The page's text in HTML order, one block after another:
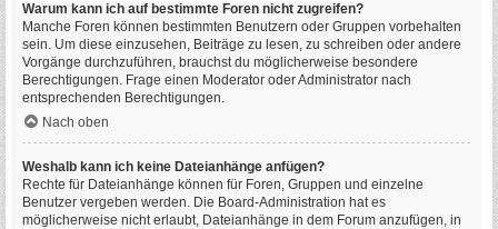
Warum kann ich auf bestimmte Foren nicht zugreifen?
Manche Foren können bestimmten Benutzern oder Gruppen vorbehalten
sein. Um diese einzusehen, Beiträge zu lesen, zu schreiben oder andere
Vorgänge durchzuführen, brauchst du möglicherweise besondere
Berechtigungen. Frage einen Moderator oder Administrator nach
entsprechenden Berechtigungen.
Nach oben
Weshalb kann ich keine Dateianhänge anfügen?
Rechte für Dateianhänge können für Foren, Gruppen und einzelne
Benutzer vergeben werden. Die Board-Administration hat es
möglicherweise nicht erlaubt, Dateianhänge in dem Forum anzufügen, in